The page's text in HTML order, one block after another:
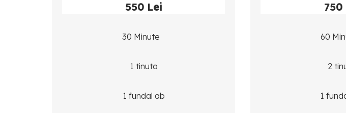
550 Lei
30 Minute
1 tinuta
1 fundal ab
750
60
2
1